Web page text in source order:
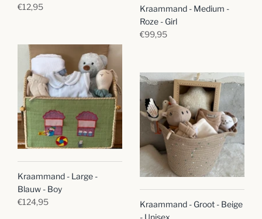
€12,95
Kraammand - Medium -
Roze - Girl
€99,95
Kraammand - Large -
Blauw - Boy
€124,95
Kraammand - Groot - Beige
- Unisex